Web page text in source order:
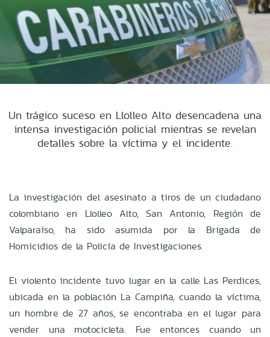
Un trágico suceso en Llolleo Alto desencadena una
intensa investigación policial mientras se revelan
detalles sobre la víctima y el incidente.
La investigación del asesinato a tiros de un ciudadano
colombiano en Llolleo Alto, San Antonio, Región de
Valparaíso, ha sido asumida por la Brigada de
Homicidios de la Policía de Investigaciones.
El violento incidente tuvo lugar en la calle Las Perdices,
ubicada en la población La Campiña, cuando la víctima,
un hombre de 27 años, se encontraba en el lugar para
vender una motocicleta. Fue entonces cuando un